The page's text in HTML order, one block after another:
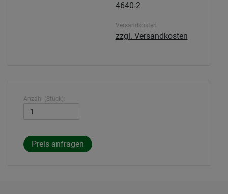
4640-2
Versandkosten
zzgl. Versandkosten
Anzahl (Stück):